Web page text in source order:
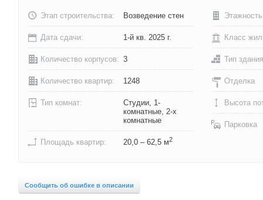
Этап строительства: Возведение стен
Дата сдачи: 1-й кв. 2025 г.
Количество корпусов: 3
Количество квартир: 1248
Тип комнат:
Студии, 1-
комнатные, 2-х
комнатные
Площадь квартир: 20,0 – 62,5 м2
Этажность
Класс
Тип
Отделка
Высота
Парковка
Сообщить об ошибке в описании